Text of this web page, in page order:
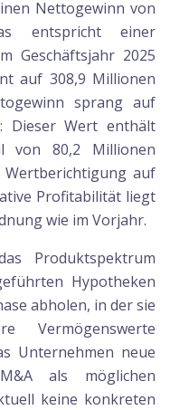
Nettogewinn von
entspricht einer
Geschäftsjahr 2025
auf 308,9 Millionen
sprang auf
Dieser Wert enthält
von 80,2 Millionen
auf
Profitabilität liegt
wie im Vorjahr.
Produktspektrum
Hypotheken
abholen, in der sie
Vermögenswerte
Unternehmen neue
als möglichen
keine konkreten